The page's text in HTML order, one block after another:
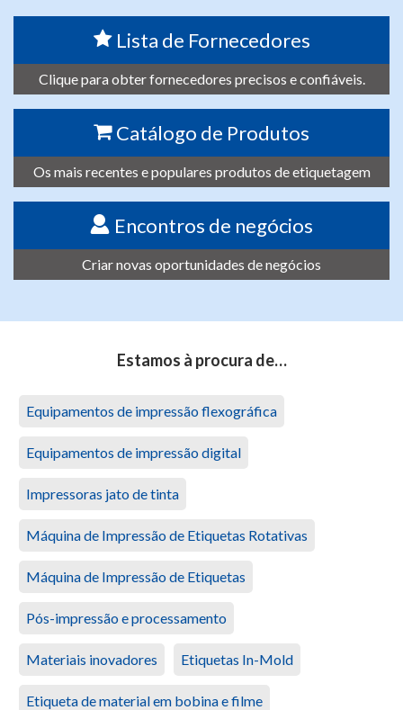
Lista de Fornecedores
Clique para obter fornecedores precisos e confiáveis.
Catálogo de Produtos
Os mais recentes e populares produtos de etiquetagem
Encontros de negócios
Criar novas oportunidades de negócios
Estamos à procura de…
Equipamentos de impressão flexográfica
Equipamentos de impressão digital
Impressoras jato de tinta
Máquina de Impressão de Etiquetas Rotativas
Máquina de Impressão de Etiquetas
Pós-impressão e processamento
Materiais inovadores Etiquetas In-Mold
Etiqueta de material em bobina e filme